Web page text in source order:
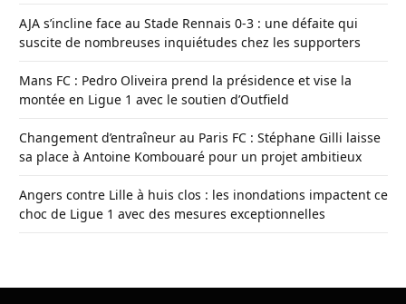
AJA s’incline face au Stade Rennais 0-3 : une défaite qui
suscite de nombreuses inquiétudes chez les supporters
Mans FC : Pedro Oliveira prend la présidence et vise la
montée en Ligue 1 avec le soutien d’Outfield
Changement d’entraîneur au Paris FC : Stéphane Gilli laisse
sa place à Antoine Kombouaré pour un projet ambitieux
Angers contre Lille à huis clos : les inondations impactent ce
choc de Ligue 1 avec des mesures exceptionnelles